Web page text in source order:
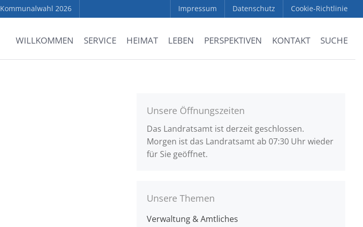
Kommunalwahl 2026 Impressum Datenschutz Cookie-Richtlinie
WILLKOMMEN SERVICE HEIMAT LEBEN PERSPEKTIVEN KONTAKT SUCHE
Unsere Öffnungszeiten
Das Landratsamt ist derzeit geschlossen.
Morgen ist das Landratsamt ab 07:30 Uhr wieder
für Sie geöffnet.
Unsere Themen
Verwaltung & Amtliches